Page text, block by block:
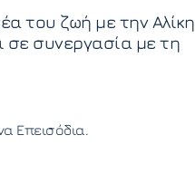
του ζωή με την Αλίκη
σε συνεργασία με τη
Επεισόδια